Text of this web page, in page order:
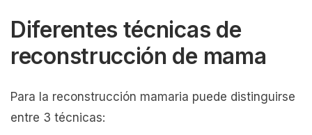
Diferentes técnicas de
reconstrucción de mama
Para la reconstrucción mamaria puede distinguirse
entre 3 técnicas: